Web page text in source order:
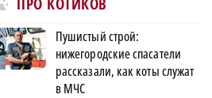
Пушистый строй:
нижегородские спасатели
рассказали, как коты служат
в МЧС